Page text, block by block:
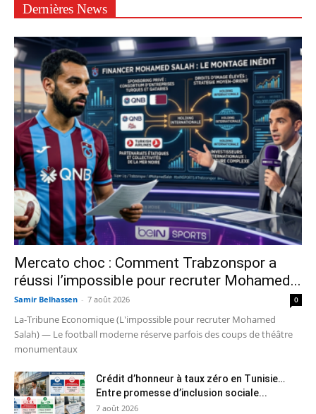
Dernières News
Mercato choc : Comment Trabzonspor a
réussi l’impossible pour recruter Mohamed...
Samir Belhassen - 7 août 2026 0
La-Tribune Economique (L'impossible pour recruter Mohamed
Salah) — Le football moderne réserve parfois des coups de théâtre
monumentaux
Crédit d’honneur à taux zéro en Tunisie…
Entre promesse d’inclusion sociale...
7 août 2026